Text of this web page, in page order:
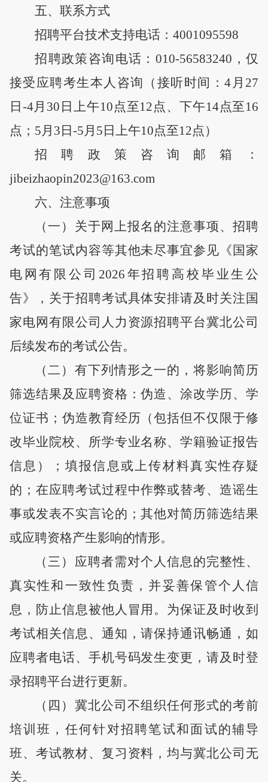
五、联系方式
招聘平台技术支持电话：4001095598
招聘政策咨询电话： 010-56583240 ，仅
接受应聘考生本人咨询
（ 接听时间 ：4月27
日-4月30日上午10点至12点、 下午14点至16
点 ； 5月3日-5月5日上午10点至12点）
招聘政策咨询邮箱：
jibeizhaopin2023@163.com
六、注意事项
（一）关于网上报名的注意事项、招聘
考试的笔试内容等其他未尽事宜参见《国家
电网有限公司 2026 年招聘高校毕业生公
告》，关于招聘考试具体安排请及时关注国
家电网有限公司人力资源招聘平台冀北公司
后续发布的考试公告。
（二 ）有下列情形之一的，将影响简历
筛选结果及应聘资格 ：伪造、涂改学历、学
位证书；伪造教育经历（包括但不仅限于修
改毕业院校、所学专业名称、学籍验证报告
信息）
； 填报信息或上传材料真实性存疑
的； 在应聘考试过程中作弊或替考、造谣生
事或发表不实言论的 ；其他对简历筛选结果
或应聘资格产生影响的情形。
（三 ）应聘者需对个人信息的完整性、
真实性和一致性负责，并妥善保管个人信
息，防止信息被他人冒用。为保证及时收到
考试相关信息、通知，请保持通讯畅通，如
应聘者电话、手机号码发生变更，请及时登
录招聘平台进行更新。
（ 四 ）冀北公司不组织任何形式的考前
培训班，任何针对招聘笔试和面试的辅导
班、考试教材、复习资料，均与冀北公司无
关。